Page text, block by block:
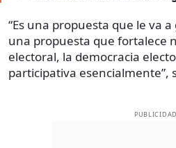
“Es una propuesta que le va
una propuesta que fortalece
electoral, la democracia
participativa esencialmente”,
PUBLICIDAD